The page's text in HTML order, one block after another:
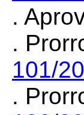
.
.
101/20
.